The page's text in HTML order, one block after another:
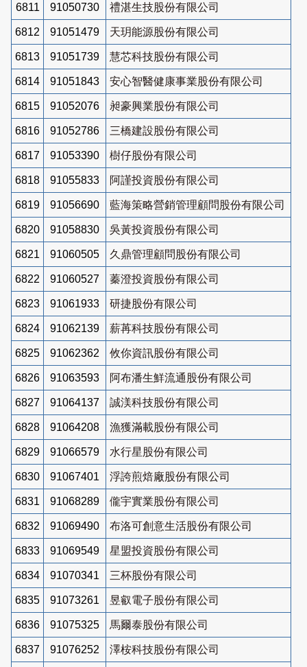
6811 91050730 禮湛生技股份有限公司
6812 91051479 天玥能源股份有限公司
6813 91051739 慧芯科技股份有限公司
6814 91051843 安心智醫健康事業股份有限公司
6815 91052076 昶豪興業股份有限公司
6816 91052786 三橋建設股份有限公司
6817 91053390 樹仔股份有限公司
6818 91055833 阿謹投資股份有限公司
6819 91056690 藍海策略營銷管理顧問股份有限公司
6820 91058830 吳黃投資股份有限公司
6821 91060505 久鼎管理顧問股份有限公司
6822 91060527 蓁澄投資股份有限公司
6823 91061933 研捷股份有限公司
6824 91062139 薪苒科技股份有限公司
6825 91062362 攸你資訊股份有限公司
6826 91063593 阿布潘生鮮流通股份有限公司
6827 91064137 誠渼科技股份有限公司
6828 91064208 漁獲滿載股份有限公司
6829 91066579 水行星股份有限公司
6830 91067401 浮誇煎焙廠股份有限公司
6831 91068289 儱宇實業股份有限公司
6832 91069490 布洛可創意生活股份有限公司
6833 91069549 星盟投資股份有限公司
6834 91070341 三杯股份有限公司
6835 91073261 昱叡電子股份有限公司
6836 91075325 馬爾泰股份有限公司
6837 91076252 澤桉科技股份有限公司